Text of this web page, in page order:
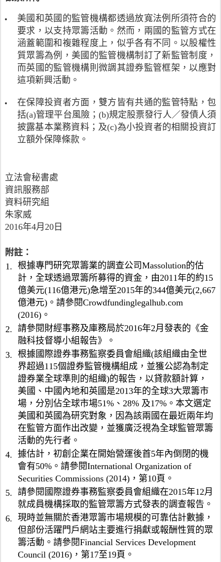
1
6
日
生
效
後
參
與
眾
資
金
轉
移
法
令
《
公
平
收
所
收
集
到
的
意
出
回
應
，
並
日
開
始
生
最
終
規
則
。
值
最
有
2
5
0
0
英
者
。
富
經
資
者
是
指
持
有
書
面
證
明
，
認
其
具
備
足
夠
知
識
了
解
相
加
總
和
：
)
未
償
還
0
萬
英
鎊
(
億
2
0
0
萬
港
元
)
的
.
%
；
(
b
)
其
後
的
美國和英國的監管機構都透過放寬法例所須符合的
要求，以支持眾籌活動。然而，兩國的監管方式在
涵蓋範圍和複雜程度上，似乎各有不同。以股權性
質眾籌為例，美國的監管機構制訂了新監管制度，
而英國的監管機構則微調其證券監管框架，以應對
這項新興活動。
在保障投資者方面，雙方皆有共通的監管特點，包
括(a)管理平台風險；(b)規定股票發行人／發債人須
披露基本業務資料；及(c)為小投資者的相關投資訂
立額外保障條款。
立法會秘書處
資訊服務部
資料研究組
朱家威
2016年4月20日
附註：
1. 根據專門研究眾籌業的調查公司Massolution的估
計，全球透過眾籌所募得的資金，由2011年的約15
億美元(116億港元)急增至2015年的344億美元(2,667
億港元)。請參閱Crowdfundinglegalhub.com
(2016)。
2. 請參閱財經事務及庫務局於2016年2月發表的《金
融科技督導小組報告》。
3. 根據國際證券事務監察委員會組織(該組織由全世
界超過115個證券監管機構組成，並獲公認為制定
證券業全球準則的組織)的報告，以貸款額計算，
美國、中國內地和英國是2013年的全球3大眾籌市
場，分別佔全球市場51%、28% 及17%。本文選定
美國和英國為研究對象，因為該兩國在最近兩年均
在監管方面作出改變，並獲廣泛視為全球監管眾籌
活動的先行者。
4. 據估計，初創企業在開始營運後首5年內倒閉的機
會有50%。請參閱International Organization of
Securities Commissions (2014)，第10頁。
5. 請參閱國際證券事務監察委員會組織在2015年12月
就成員機構採取的監管眾籌方式發表的調查報告。
6. 現時並無關於香港眾籌市場規模的可靠估計數據，
但部份活躍門戶網站主要進行捐獻或報酬性質的眾
籌活動。請參閱Financial Services Development
Council (2016)，第17至19頁。